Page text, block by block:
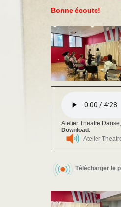
Bonne écoute!
Atelier Theatre
Download :
Atelier
Télécharger le